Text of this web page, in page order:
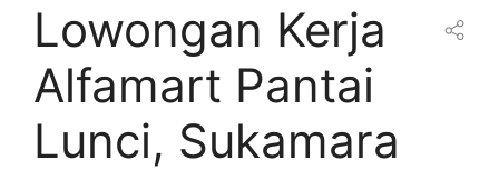
Lowongan Kerja
Alfamart Pantai
Lunci, Sukamara